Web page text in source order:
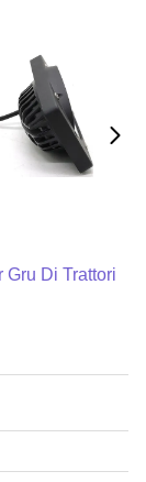
Gru Di Trattori